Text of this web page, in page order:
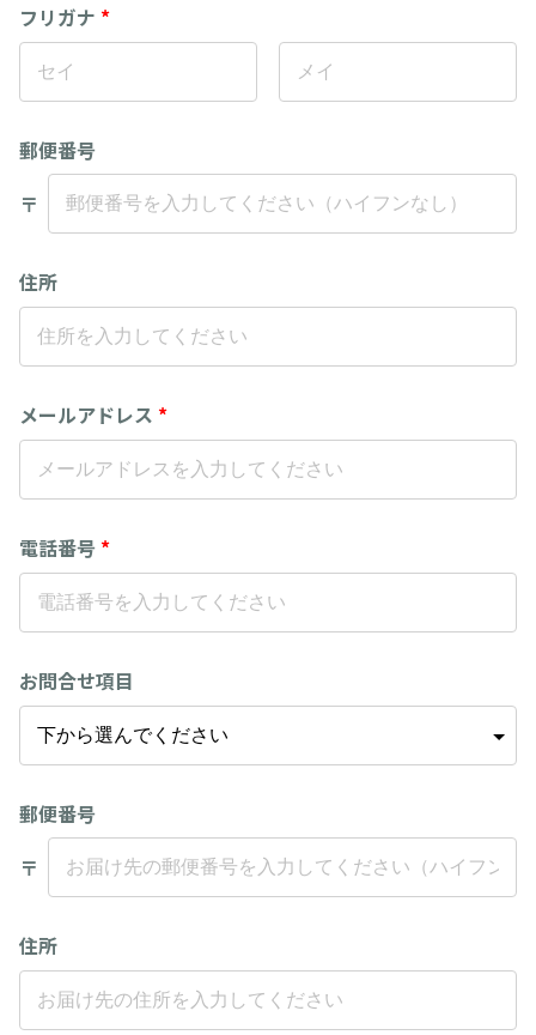
フリガナ *
郵便番号
〒
住所
メールアドレス *
電話番号 *
お問合せ項目
郵便番号
〒
住所